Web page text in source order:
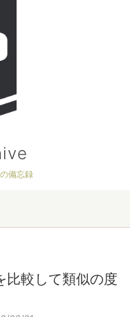
備忘録
比較して類似の度